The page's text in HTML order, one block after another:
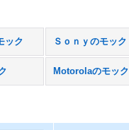
ック Ｓｏｎｙのモック
Motorolaのモック